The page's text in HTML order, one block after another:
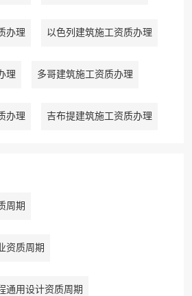
办理 以色列建筑施工资质办理
理 多哥建筑施工资质办理
办理 吉布提建筑施工资质办理
周期
资质周期
通用设计资质周期